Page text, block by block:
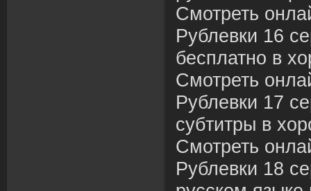
Смотреть
Рублевки 16
бесплатно в
Смотреть
Рублевки 17
субтитры в
Смотреть
Рублевки 18